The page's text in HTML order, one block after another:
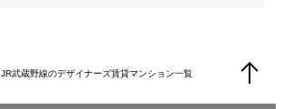
JR武蔵野線のデザイナーズ賃貸マンション一覧